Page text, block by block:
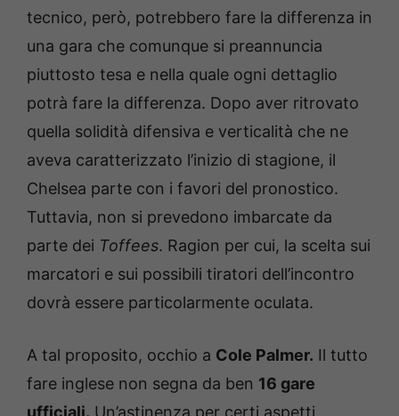
tecnico, però, potrebbero fare la differenza in
una gara che comunque si preannuncia
piuttosto tesa e nella quale ogni dettaglio
potrà fare la differenza. Dopo aver ritrovato
quella solidità difensiva e verticalità che ne
aveva caratterizzato l’inizio di stagione, il
Chelsea parte con i favori del pronostico.
Tuttavia, non si prevedono imbarcate da
parte dei Toffees. Ragion per cui, la scelta sui
marcatori e sui possibili tiratori dell’incontro
dovrà essere particolarmente oculata.
A tal proposito, occhio a Cole Palmer. Il tutto
fare inglese non segna da ben 16 gare